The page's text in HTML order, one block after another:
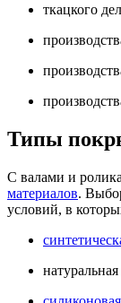
ткацкого
Типы
С валами и
материалов.
условий, в